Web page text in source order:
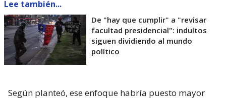
Lee también...
De "hay que cumplir" a "revisar
facultad presidencial": indultos
siguen dividiendo al mundo
político
Según planteó, ese enfoque habría puesto mayor